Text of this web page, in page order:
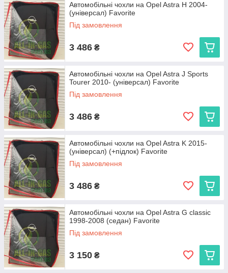
Автомобільні чохли на Opel Astra H 2004-
(універсал) Favorite
Під замовлення
3 486 ₴
Автомобільні чохли на Opel Astra J Sports
Tourer 2010- (універсал) Favorite
Під замовлення
3 486 ₴
Автомобільні чохли на Opel Astra K 2015-
(універсал) (+підлок) Favorite
Під замовлення
3 486 ₴
Автомобільні чохли на Opel Astra G classic
1998-2008 (седан) Favorite
Під замовлення
3 150 ₴